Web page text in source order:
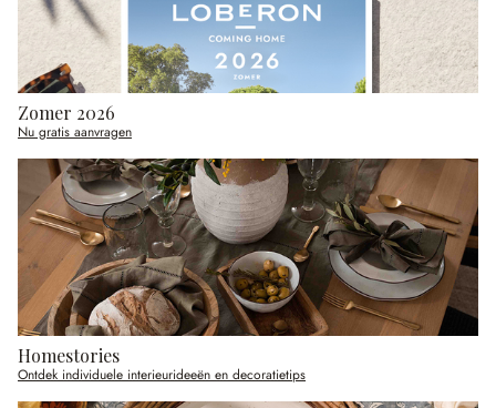
Zomer 2026
Nu gratis aanvragen
Homestories
Ontdek individuele interieurideeën en decoratietips